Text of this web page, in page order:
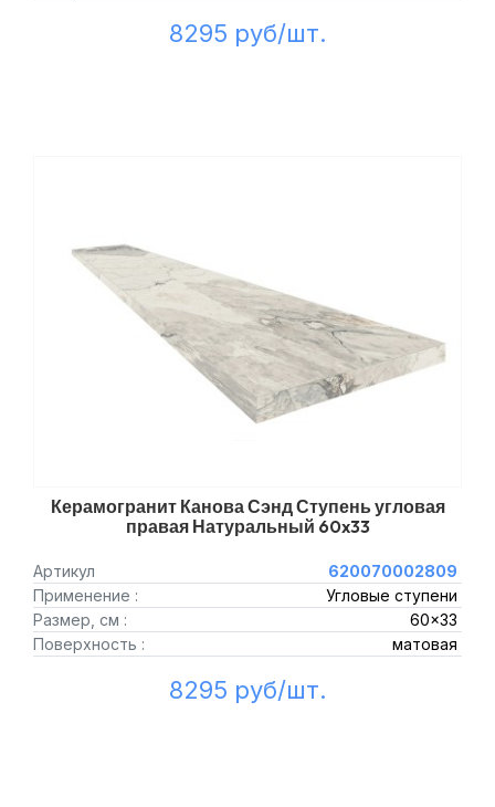
8295 руб/шт.
Керамогранит Канова Сэнд Ступень угловая
правая Натуральный 60x33
Артикул
620070002809
Применение :
Угловые ступени
Размер, см :
60x33
Поверхность :
матовая
8295 руб/шт.